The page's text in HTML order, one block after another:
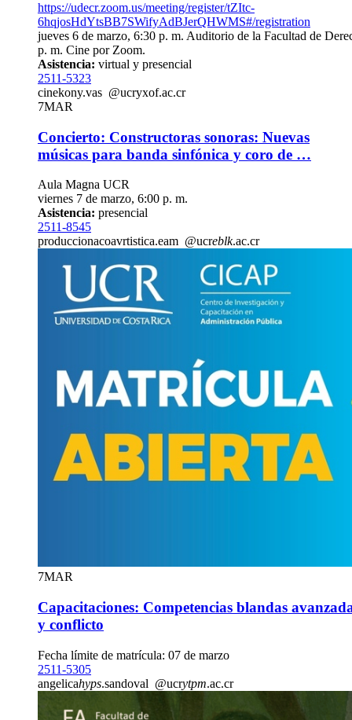
https://udecr.zoom.us/meeting/register/tZItc-
6hqjosHdYtsBB7SWifyAdBJerQHWMS#/registration
jueves 6 de marzo, 6:30 p. m. Auditorio de la Facultad de
p. m. Cine por Zoom.
Asistencia: virtual y presencial
2511-5323
cinekony.vas @ucryxof.ac.cr
7MAR
Concierto: Constructoras sonoras: Nuevas
músicas para banda sinfónica y coro de …
Aula Magna UCR
viernes 7 de marzo, 6:00 p. m.
Asistencia: presencial
2511-8545
produccionacoavrtistica.eam @ucreblk.ac.cr
7MAR
Capacitaciones: Competencias blandas
y conflicto
Fecha límite de matrícula: 07 de marzo
2511-5305
angelicahyps.sandoval @ucrytpm.ac.cr